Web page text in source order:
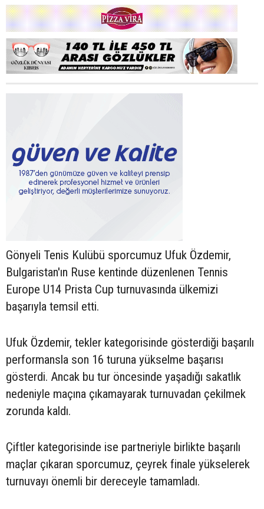
Gönyeli Tenis Kulübü sporcumuz Ufuk Özdemir,
Bulgaristan'ın Ruse kentinde düzenlenen Tennis
Europe U14 Prista Cup turnuvasında ülkemizi
başarıyla temsil etti.
Ufuk Özdemir, tekler kategorisinde gösterdiği başarılı
performansla son 16 turuna yükselme başarısı
gösterdi. Ancak bu tur öncesinde yaşadığı sakatlık
nedeniyle maçına çıkamayarak turnuvadan çekilmek
zorunda kaldı.
Çiftler kategorisinde ise partneriyle birlikte başarılı
maçlar çıkaran sporcumuz, çeyrek finale yükselerek
turnuvayı önemli bir dereceyle tamamladı.